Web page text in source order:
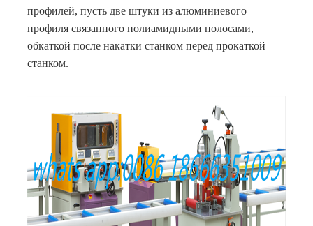
профилей, пусть две штуки из алюминиевого
профиля связанного полиамидными полосами,
обкаткой после накатки станком перед прокаткой
станком.